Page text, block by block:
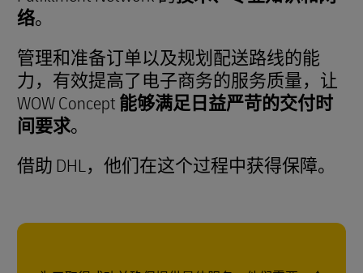
络。
管理和准备订单以及规划配送路线的能
力，有效提高了电子商务的服务质量，让
WOW Concept 能够满足日益严苛的交付时
间要求。
借助 DHL，他们在这个过程中获得保障。